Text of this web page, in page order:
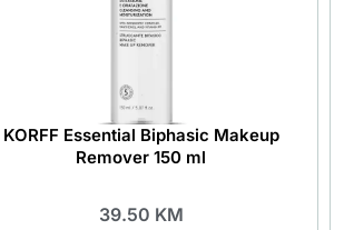
KORFF Essential Biphasic Makeup
Remover 150 ml
39.50 KM